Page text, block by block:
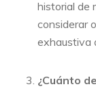
historial de
considerar
exhaustiva
¿Cuánto